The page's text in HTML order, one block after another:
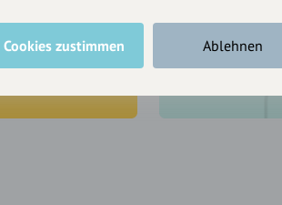
Cookies zustimmen Ablehnen